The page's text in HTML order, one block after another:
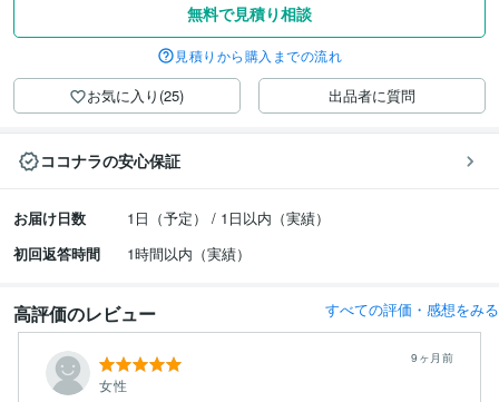
無料で見積り相談
見積りから購入までの流れ
お気に入り(25) 出品者に質問
ココナラの安心保証
お届け日数
1日（予定） / 1日以内（実績）
初回返答時間
1時間以内（実績）
高評価のレビュー すべての評価・感想をみる
女性
9ヶ月前